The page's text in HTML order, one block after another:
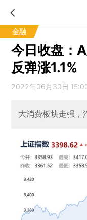
金融
今日收盘：
反弹涨1.1%
2022年06月30日
大消费板块走强，